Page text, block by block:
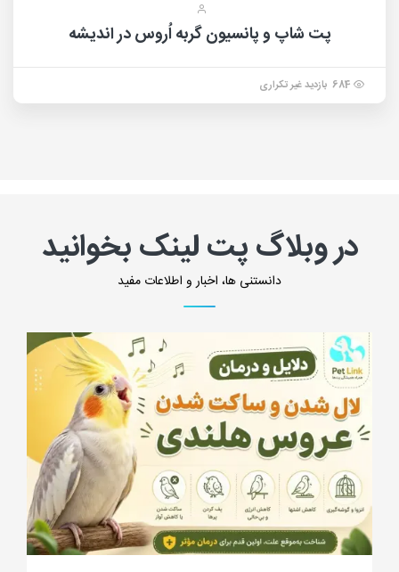
پت شاپ و پانسیون گربه اُروس در اندیشه
684 بازدید غیر تکراری
در وبلاگ پت لینک بخوانید
دانستنی ها، اخبار و اطلاعات مفید